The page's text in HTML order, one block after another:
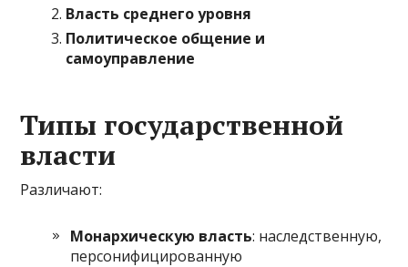
Власть среднего уровня
Политическое общение и
самоуправление
Типы государственной
власти
Различают:
Монархическую власть: наследственную,
персонифицированную